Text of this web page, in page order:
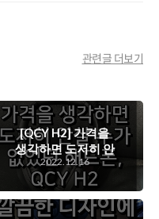
관련글 더보기
[QCY H2] 가격을
생각하면 도저히 안
살 수가 없었던 해드
폰, QCY H2
2022.12.16